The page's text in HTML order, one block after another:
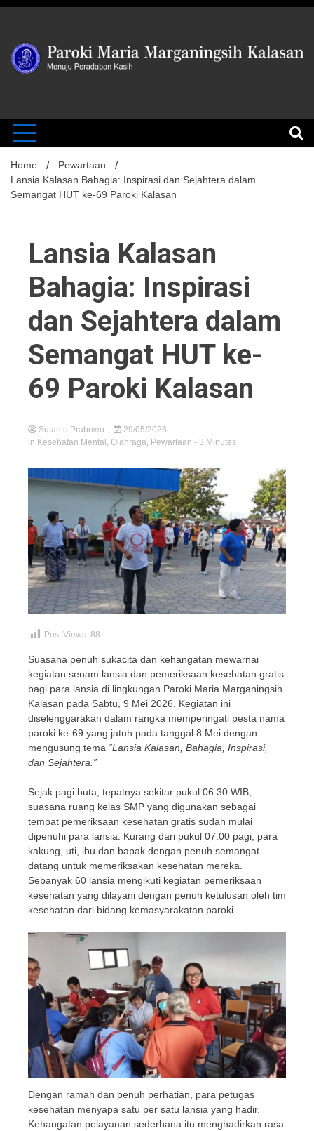
Skip
Paroki
Kalasan
Home
Pewartaan
Lansia Kalasan Bahagia: Inspirasi dan Sejahtera dalam
Semangat HUT ke-69 Paroki Kalasan
Lansia Kalasan
Bahagia: Inspirasi
dan Sejahtera dalam
Semangat HUT ke-
69 Paroki Kalasan
Sutanto Prabowo
29/05/2026
in Kesehatan Mental , Olahraga, Pewartaan - 3 Minutes
Post Views: 88
Suasana penuh sukacita dan kehangatan mewarnai
kegiatan senam lansia dan pemeriksaan kesehatan gratis
bagi para lansia di lingkungan Paroki Maria Marganingsih
Kalasan pada Sabtu, 9 Mei 2026. Kegiatan ini
diselenggarakan dalam rangka memperingati pesta nama
paroki ke-69 yang jatuh pada tanggal 8 Mei dengan
mengusung tema “Lansia Kalasan, Bahagia, Inspirasi,
dan Sejahtera.”
Sejak pagi buta, tepatnya sekitar pukul 06.30 WIB,
suasana ruang kelas SMP yang digunakan sebagai
tempat pemeriksaan kesehatan gratis sudah mulai
dipenuhi para lansia. Kurang dari pukul 07.00 pagi, para
kakung, uti, ibu dan bapak dengan penuh semangat
datang untuk memeriksakan kesehatan mereka.
Sebanyak 60 lansia mengikuti kegiatan pemeriksaan
kesehatan yang dilayani dengan penuh ketulusan oleh tim
kesehatan dari bidang kemasyarakatan paroki.
Dengan ramah dan penuh perhatian, para petugas
kesehatan menyapa satu per satu lansia yang hadir.
Kehangatan pelayanan sederhana itu menghadirkan rasa